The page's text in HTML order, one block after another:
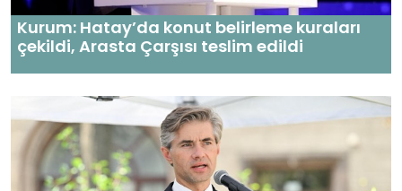
Kurum: Hatay’da konut belirleme kuraları
çekildi, Arasta Çarşısı teslim edildi